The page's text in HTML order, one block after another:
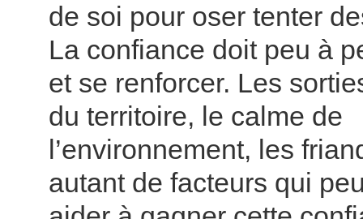
de soi pour oser tenter
La confiance doit peu à
et se renforcer. Les
du territoire, le calme de
l’environnement, les
autant de facteurs qui